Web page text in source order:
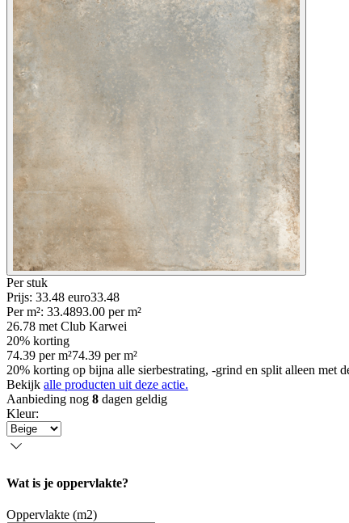
Per stuk
Prijs: 33.48 euro33.48
Per m²: 33.4893.00 per m²
26.78 met Club Karwei
20% korting
74.39 per m²74.39 per m²
20% korting op bijna alle sierbestrating, -grind en split alleen met
Bekijk alle producten uit deze actie.
Aanbieding nog 8 dagen geldig
Kleur:
Wat is je oppervlakte?
Oppervlakte (m2)